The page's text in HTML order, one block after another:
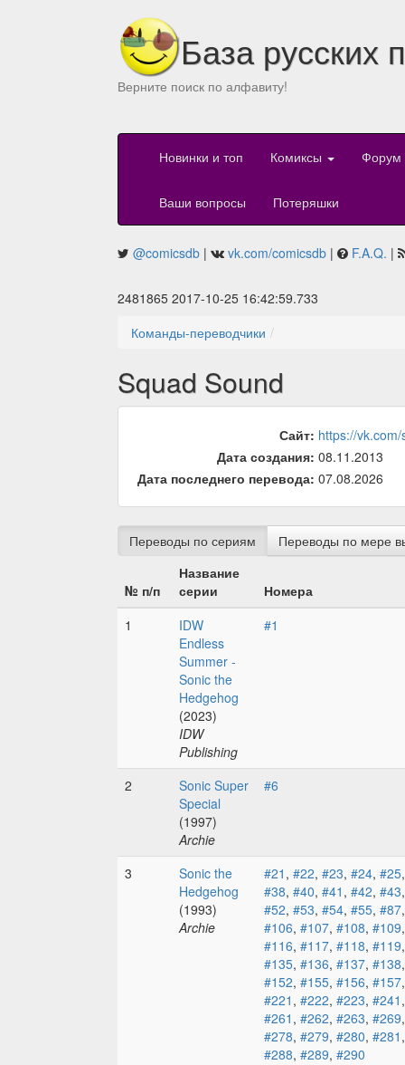
База русских
Верните поиск по алфавиту!
Новинки и топ Комиксы Форум
Ваши вопросы Потеряшки
@comicsdb | vk.com/comicsdb | F.A.Q. |
2481865 2017-10-25 16:42:59.733
Команды-переводчики
Squad Sound
Сайт: https://
Дата создания: 08.11.2013
Дата последнего перевода: 07.08.2026
Переводы по сериям Переводы по мере
№ п/п
Название
серии
Номера
1
IDW
Endless
Summer -
Sonic the
Hedgehog
(2023)
IDW
Publishing
#1
2
Sonic Super
Special
(1997)
Archie
#6
3
Sonic the
Hedgehog
(1993)
Archie
#21 , #22, #23, #24, #25
#38, #40, #41 , #42, #43
#52, #53, #54, #55, #87
#106, #107, #108, #109
#116, #117, #118, #119
#135, #136, #137, #138
#152, #155, #156, #157
#221 , #222, #223, #241
#261 , #262, #263, #269
#278, #279, #280, #281
#288, #289, #290